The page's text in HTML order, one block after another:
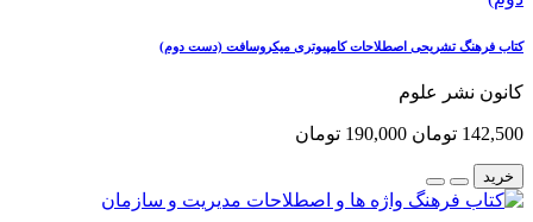
کتاب فرهنگ تشریحی اصطلاحات کامپیوتری میکروسافت (دست دوم)
کانون نشر علوم
142,500 تومان 190,000 تومان
خرید